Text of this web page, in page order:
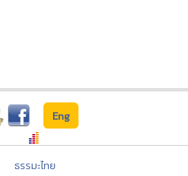
Eng
ธรรมะไทย